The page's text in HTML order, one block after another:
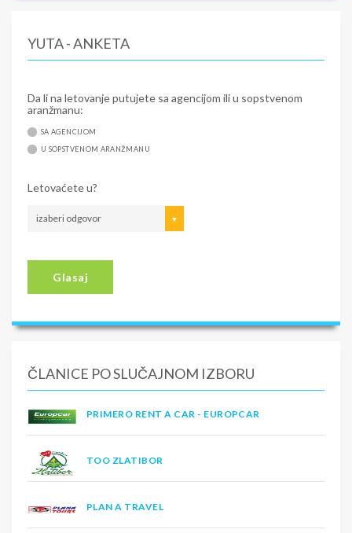
YUTA - ANKETA
Da li na letovanje putujete sa agencijom ili u sopstvenom
aranžmanu:
SA AGENCIJOM
U SOPSTVENOM ARANŽMANU
Letovaćete u?
izaberi odgovor
Glasaj
ČLANICE PO SLUČAJNOM IZBORU
PRIMERO RENT A CAR - EUROPCAR
TOO ZLATIBOR
PLAN A TRAVEL